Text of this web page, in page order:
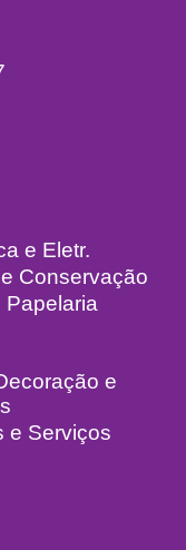
e Eletr.
Conservação
Papelaria
e
e Serviços